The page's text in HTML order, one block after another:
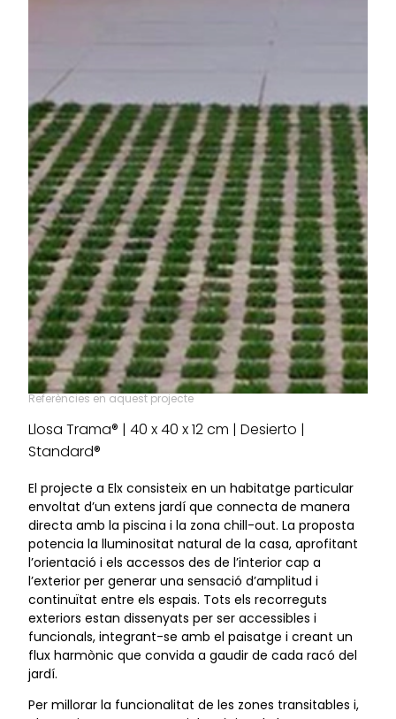
Referències en aquest projecte
Llosa Trama® | 40 x 40 x 12 cm | Desierto |
Standard®
El projecte a Elx consisteix en un habitatge particular
envoltat d’un extens jardí que connecta de manera
directa amb la piscina i la zona chill-out. La proposta
potencia la lluminositat natural de la casa, aprofitant
l’orientació i els accessos des de l’interior cap a
l’exterior per generar una sensació d’amplitud i
continuïtat entre els espais. Tots els recorreguts
exteriors estan dissenyats per ser accessibles i
funcionals, integrant-se amb el paisatge i creant un
flux harmònic que convida a gaudir de cada racó del
jardí.
Per millorar la funcionalitat de les zones transitables i,